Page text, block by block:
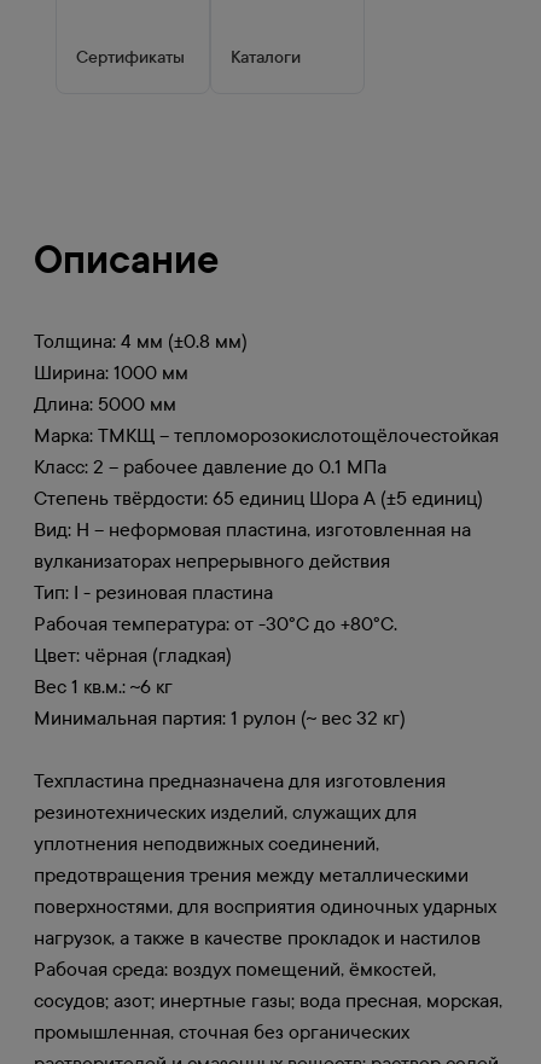
Сертификаты Каталоги
Описание
Толщина: 4 мм (±0.8 мм)
Ширина: 1000 мм
Длина: 5000 мм
Марка: ТМКЩ – тепломорозокислотощёлочестойкая
Класс: 2 – рабочее давление до 0.1 МПа
Степень твёрдости: 65 единиц Шора А (±5 единиц)
Вид: Н – неформовая пластина, изготовленная на
вулканизаторах непрерывного действия
Тип: I - резиновая пластина
Рабочая температура: от -30°С до +80°С.
Цвет: чёрная (гладкая)
Вес 1 кв.м.: ~6 кг
Минимальная партия: 1 рулон (~ вес 32 кг)
Техпластина предназначена для изготовления
резинотехнических изделий, служащих для
уплотнения неподвижных соединений,
предотвращения трения между металлическими
поверхностями, для восприятия одиночных ударных
нагрузок, а также в качестве прокладок и настилов
Рабочая среда: воздух помещений, ёмкостей,
сосудов; азот; инертные газы; вода пресная, морская,
промышленная, сточная без органических